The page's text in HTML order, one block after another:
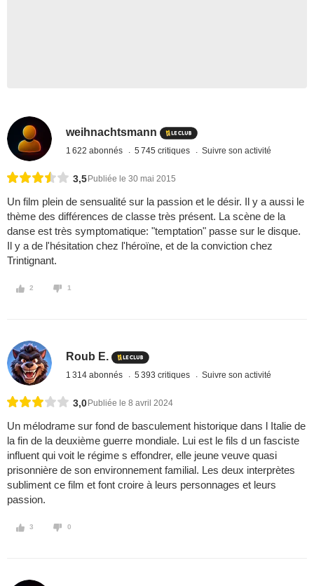
weihnachtsmann
1 622 abonnés 5 745 critiques Suivre son activité
3,5 Publiée le 30 mai 2015
Un film plein de sensualité sur la passion et le désir. Il y a aussi le
thème des différences de classe très présent. La scène de la
danse est très symptomatique: "temptation" passe sur le disque.
Il y a de l'hésitation chez l'héroïne, et de la conviction chez
Trintignant.
2 1
Roub E.
1 314 abonnés 5 393 critiques Suivre son activité
3,0 Publiée le 8 avril 2024
Un mélodrame sur fond de basculement historique dans l Italie de
la fin de la deuxième guerre mondiale. Lui est le fils d un fasciste
influent qui voit le régime s effondrer, elle jeune veuve quasi
prisonnière de son environnement familial. Les deux interprètes
subliment ce film et font croire à leurs personnages et leurs
passion.
3 0